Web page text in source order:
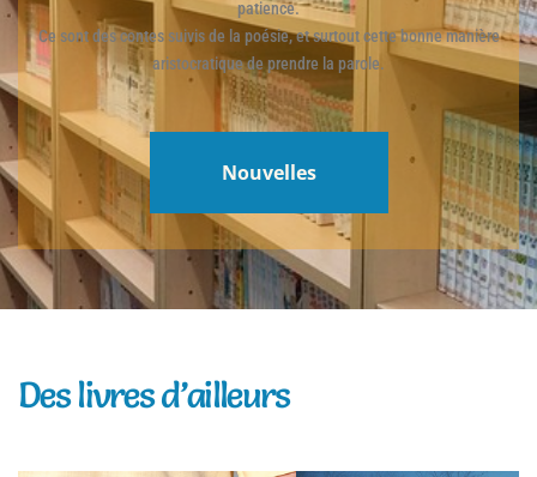
patience.
Ce sont des contes suivis de la poésie, et surtout cette bonne manière
aristocratique de prendre la parole.
Nouvelles
Des livres d’ailleurs